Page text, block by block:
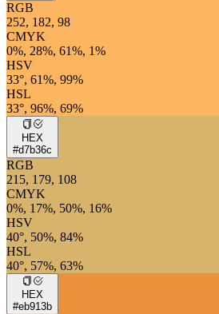
RGB
252, 182, 98
CMYK
0%, 28%, 61%, 1%
HSV
33°, 61%, 99%
HSL
33°, 96%, 69%
HEX
#d7b36c
RGB
215, 179, 108
CMYK
0%, 17%, 50%, 16%
HSV
40°, 50%, 84%
HSL
40°, 57%, 63%
HEX
#eb913b